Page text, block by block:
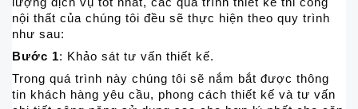
nội thất của chúng tôi đều sẽ thực hiện theo quy trình
như sau:
Bước 1: Khảo sát tư vấn thiết kế.
Trong quá trình này chúng tôi sẽ nắm bắt được thông
tin khách hàng yêu cầu, phong cách thiết kế và tư vấn